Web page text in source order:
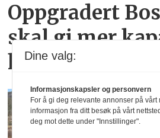
Oppgradert
skal gi mer
komfort
Dine valg:
Informasjonskapsler og personvern
For å gi deg relevante annonser på vårt
informasjon fra ditt besøk på vårt
deg mot dette under "Innstillinger".